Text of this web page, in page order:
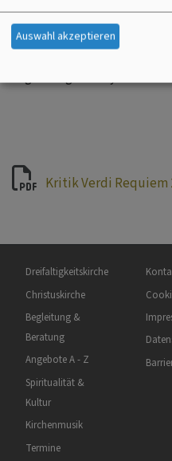
Kantorei der
Petrus-Chor Neu-Ulm
Kritik Verdi Requiem
Hauptnavigation
Dreifaltigkeitskirche
Christuskirche
Begleitung &
Beratung
Angebote A - Z
Spiritualität &
Kultur
Kirchenmusik
Termine
Auswahl akzeptieren